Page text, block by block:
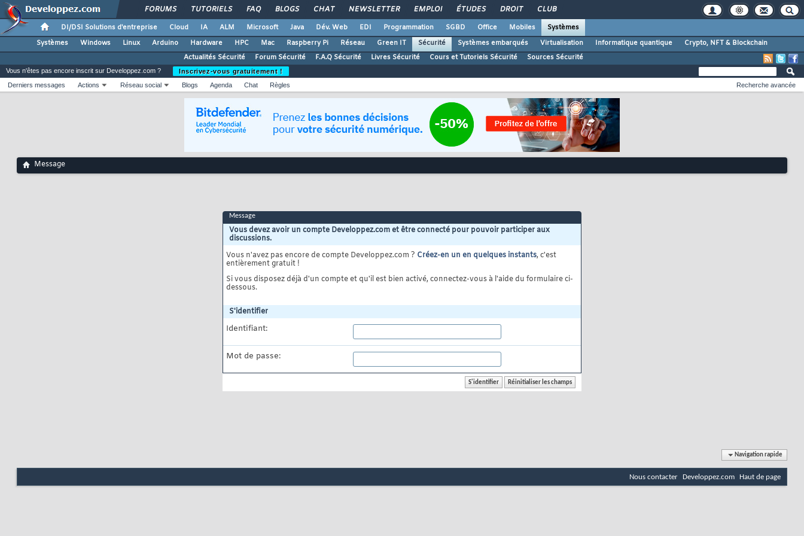
FORUMS TUTORIELS FAQ BLOGS CHAT NEWSLETTER EMPLOI ÉTUDES DROIT CLUB
DI/DSI Solutions d'entreprise Cloud IA ALM Microsoft Java Dév. Web EDI Programmation SGBD Office Mobiles
Systèmes
Systèmes
Windows Linux Arduino Hardware HPC Mac Raspberry Pi Réseau Green IT Sécurité Systèmes embarqués Virtualisation Informatique quantique
Crypto, NFT & Blockchain
Actualités Sécurité
Forum Sécurité F.A.Q Sécurité Livres Sécurité Cours et Tutoriels Sécurité Sources Sécurité
Vous n'êtes pas encore inscrit sur Developpez.com ?
Inscrivez-vous gratuitement !
Derniers messages
Actions Réseau social Blogs Agenda Chat Règles Recherche avancée
Message
Message
Vous devez avoir un compte Developpez.com et être connecté pour pouvoir participer aux
discussions.
Vous n'avez pas encore de compte Developpez.com ? Créez-en un en quelques instants, c'est
entièrement gratuit !
Si vous disposez déjà d'un compte et qu'il est bien activé, connectez-vous à l'aide du formulaire ci-
dessous.
S'identifier
Identifiant:
Mot de passe:
Navigation rapide
Nous contacter Developpez.com Haut de page